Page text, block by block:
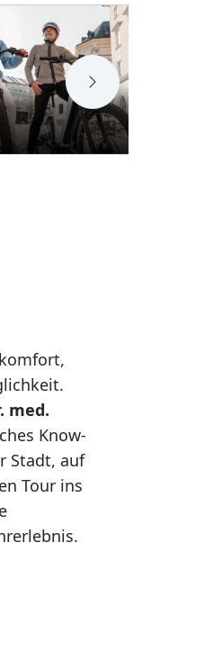
med.
Know-
Stadt, auf
Tour ins